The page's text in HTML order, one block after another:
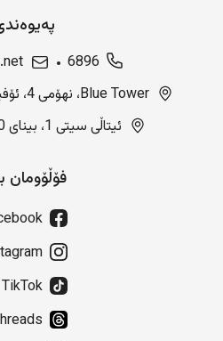
6896
Blue Tower، نهۆمی 4، ئۆفیسی 407، بەغدا، عێراق
ئیتاڵی سیتی 1، بینای 130 هەولێر، عێراق
فۆڵۆومان
TikTok